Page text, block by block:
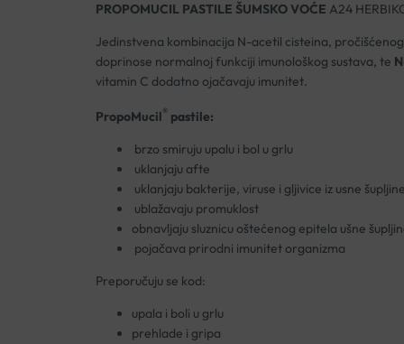
PROPOMUCIL PASTILE ŠUMSKO VOĆE A24
Jedinstvena kombinacija N-acetil cisteina,
doprinose normalnoj funkciji imunološkog sustava, te
vitamin C dodatno ojačavaju imunitet.
PropoMucil®pastile:
brzo smiruju upalu i bol u grlu
uklanjaju afte
uklanjaju bakterije, viruse i gljivice iz usne
ublažavaju promuklost
obnavljaju sluznicu oštećenog epitela ušne
pojačava prirodni imunitet organizma
Preporučuju se kod:
upala i boli u grlu
prehlade i gripa